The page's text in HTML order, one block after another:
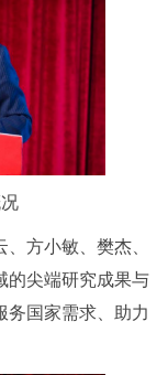
方小敏、樊杰、
的尖端研究成果与
务国家需求、助力